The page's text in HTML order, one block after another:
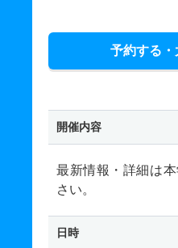
予約する
開催内容
最新情報・詳細は
さい。
日時